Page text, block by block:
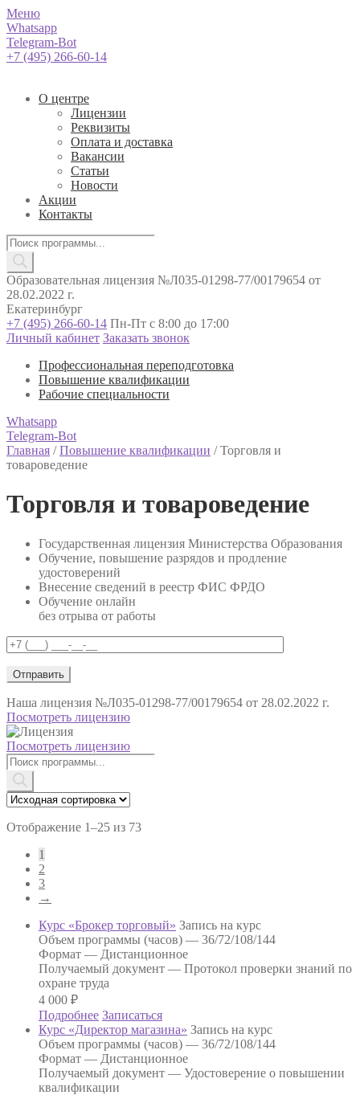
Меню
Whatsapp
Telegram-Bot
+7 (495) 266-60-14
О центре
Лицензии
Реквизиты
Оплата и доставка
Вакансии
Статьи
Новости
Акции
Контакты
Поиск
товаров
Образовательная лицензия №Л035-01298-77/00179654 от
28.02.2022 г.
Екатеринбург
+7 (495) 266-60-14 Пн-Пт с 8:00 до 17:00
Личный кабинет Заказать звонок
Профессиональная переподготовка
Повышение квалификации
Рабочие специальности
Whatsapp
Telegram-Bot
Главная /Повышение квалификации /Торговля и
товароведение
Торговля и товароведение
Государственная лицензия Министерства Образования
Обучение, повышение разрядов и продление
удостоверений
Внесение сведений в реестр ФИС ФРДО
Обучение онлайн
без отрыва от работы
Наша лицензия №Л035-01298-77/00179654 от 28.02.2022 г.
Посмотреть лицензию
Посмотреть лицензию
Поиск
товаров
Отображение 1–25 из 73
1
2
3
→
Курс «Брокер торговый» Запись на курс
Объем программы (часов) — 36/72/108/144
Формат — Дистанционное
Получаемый документ — Протокол проверки знаний по
охране труда
4 000 ₽
Подробнее Записаться
Курс «Директор магазина» Запись на курс
Объем программы (часов) — 36/72/108/144
Формат — Дистанционное
Получаемый документ — Удостоверение о повышении
квалификации